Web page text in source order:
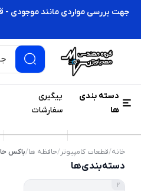
جهت بررسی مواردی مانند موجودی -
دسته بندی
ها
پیگیری
سفارشات
خانه/قطعات کامپیوتر/حافظه ها/باکس
دسته‌بندی‌ها
2